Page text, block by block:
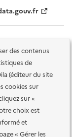
des contenus
de
(éditeur du site
cookies sur
sur «
choix est
et
« Gérer les
Accessibilité des
et sécurité